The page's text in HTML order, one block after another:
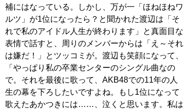
補にはなっている。しかし、万が一「ほねほねワ
ルツ」が1位になったら？と聞かれた渡辺は「そ
れで私のアイドル人生が終わります」と真面目な
表情で話すと、周りのメンバーからは「え～それ
は嫌だ！」とツッコミが。渡辺も笑顔になって、
「やっぱり私の卒業センターのシングル曲なの
で。それを最後に歌って、AKB48での11年の人
生の幕を下ろしたいですよね。もし1位になって
歌えたあかつきには……、泣くと思います。私は